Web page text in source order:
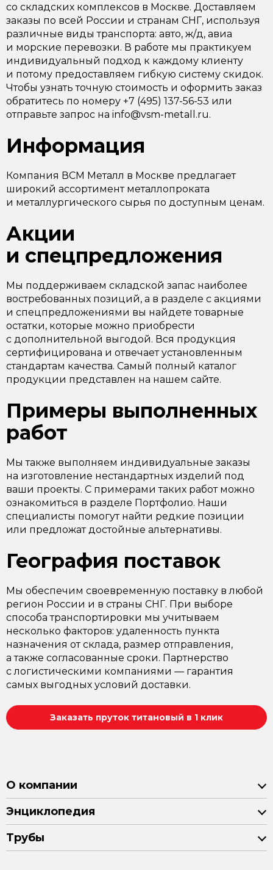
со складских комплексов в Москве. Доставляем
заказы по всей России и странам СНГ, используя
различные виды транспорта: авто, ж/д, авиа
и морские перевозки. В работе мы практикуем
индивидуальный подход к каждому клиенту
и потому предоставляем гибкую систему скидок.
Чтобы узнать точную стоимость и оформить заказ
обратитесь по номеру +7 (495) 137-56-53 или
отправьте запрос на info@vsm-metall.ru.
Информация
Компания ВСМ Металл в Москве предлагает
широкий ассортимент металлопроката
и металлургического сырья по доступным ценам.
Акции
и спецпредложения
Мы поддерживаем складской запас наиболее
востребованных позиций, а в разделе с акциями
и спецпредложениями вы найдете товарные
остатки, которые можно приобрести
с дополнительной выгодой. Вся продукция
сертифицирована и отвечает установленным
стандартам качества. Самый полный каталог
продукции представлен на нашем сайте.
Примеры выполненных
работ
Мы также выполняем индивидуальные заказы
на изготовление нестандартных изделий под
ваши проекты. С примерами таких работ можно
ознакомиться в разделе Портфолио. Наши
специалисты помогут найти редкие позиции
или предложат достойные альтернативы.
География поставок
Мы обеспечим своевременную поставку в любой
регион России и в страны СНГ. При выборе
способа транспортировки мы учитываем
несколько факторов: удаленность пункта
назначения от склада, размер отправления,
а также согласованные сроки. Партнерство
с логистическими компаниями — гарантия
самых выгодных условий доставки.
Заказать пруток титановый в 1 клик
О компании
Энциклопедия
Трубы